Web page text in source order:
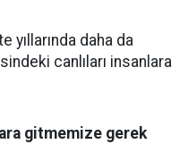
yıllarında daha da
canlıları insanlara
gitmemize gerek